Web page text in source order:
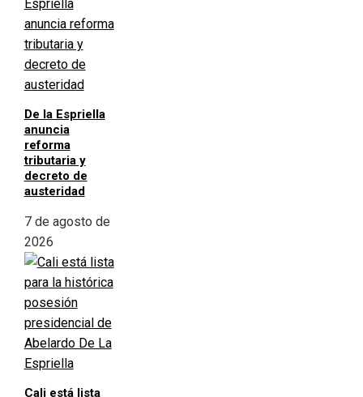
De la Espriella
anuncia
reforma
tributaria y
decreto de
austeridad
7 de agosto de
2026
Cali está lista